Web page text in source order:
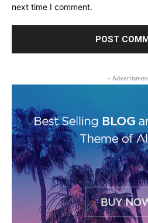
next time I comment.
-